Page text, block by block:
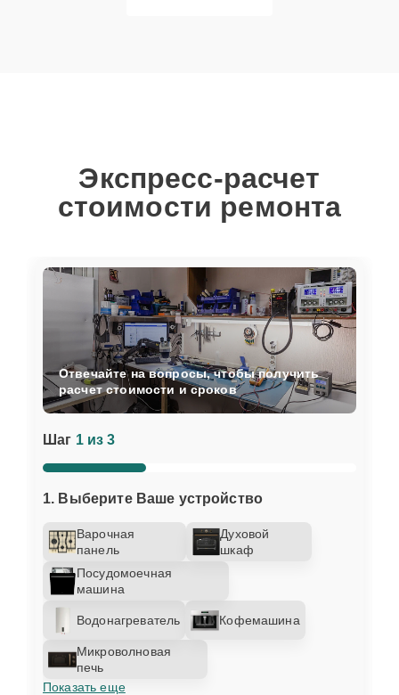
Экспресс-расчет
стоимости ремонта
Шаг 1 из 3
1. Выберите Ваше устройство
Варочная
панель
Духовой
шкаф
Посудомоечная
машина
Водонагреватель Кофемашина
Микроволновая
печь
Показать еще
Отвечайте на вопросы, чтобы получить
расчет стоимости и сроков